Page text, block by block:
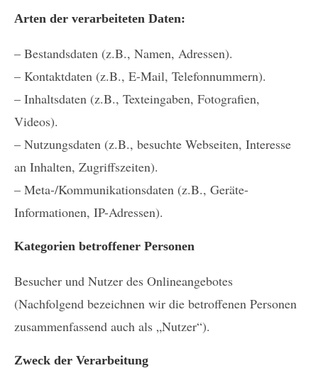
Arten der verarbeiteten Daten:
– Bestandsdaten (z.B., Namen, Adressen).
– Kontaktdaten (z.B., E-Mail, Telefonnummern).
– Inhaltsdaten (z.B., Texteingaben, Fotografien,
Videos).
– Nutzungsdaten (z.B., besuchte Webseiten, Interesse
an Inhalten, Zugriffszeiten).
– Meta-/Kommunikationsdaten (z.B., Geräte-
Informationen, IP-Adressen).
Kategorien betroffener Personen
Besucher und Nutzer des Onlineangebotes
(Nachfolgend bezeichnen wir die betroffenen Personen
zusammenfassend auch als „Nutzer“).
Zweck der Verarbeitung